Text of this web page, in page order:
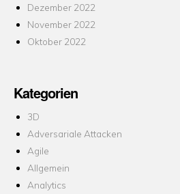
Dezember 2022
November 2022
Oktober 2022
Kategorien
3D
Adversariale Attacken
Agile
Allgemein
Analytics